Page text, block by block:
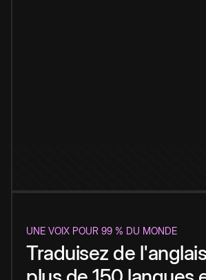
UNE VOIX POUR 99 % DU MONDE
Traduisez de